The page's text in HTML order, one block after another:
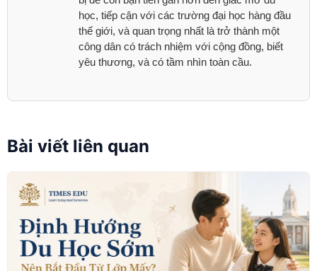
học, tiếp cận với các trường đại học hàng đầu
thế giới, và quan trọng nhất là trở thành một
công dân có trách nhiệm với cộng đồng, biết
yêu thương, và có tầm nhìn toàn cầu.
Bài viết liên quan